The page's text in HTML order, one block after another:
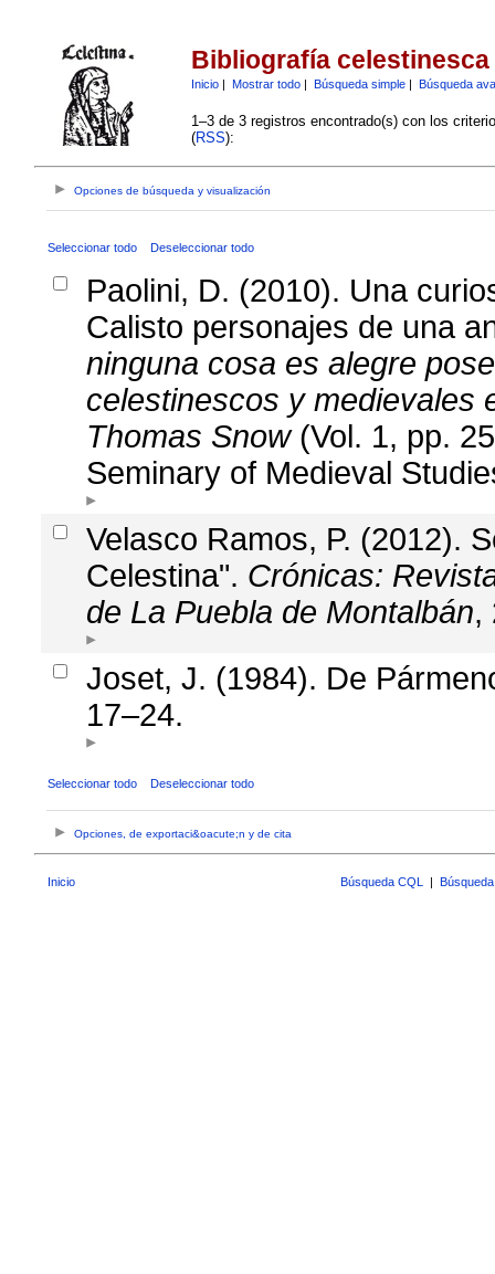
Bibliografía celestinesca
Inicio| Mostrar todo| Búsqueda simple| Búsqueda
1–3 de 3 registros encontrado(s) con los
(RSS):
Opciones de búsqueda y visualización
Seleccionar todo Deseleccionar todo
Paolini, D. (2010). Una
Calisto personajes de una
ninguna cosa es alegre
celestinescos y medievales
Thomas Snow(Vol. 1, pp.
Seminary of Medieval
Velasco Ramos, P. (2012).
Celestina". Crónicas:
de La Puebla de Montalbán,
Joset, J. (1984). De
17–24.
Seleccionar todo Deseleccionar todo
Opciones, de exportaci&oacute;n y de cita
Inicio Búsqueda CQL |